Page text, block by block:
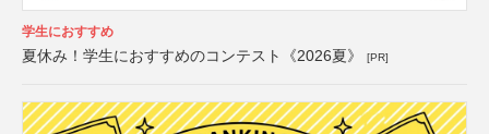
学生におすすめ
夏休み！学生におすすめのコンテスト《2026夏》 [PR]